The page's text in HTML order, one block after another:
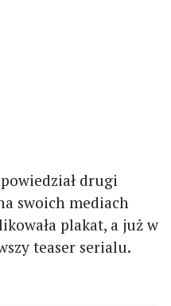
drugi
swoich mediach
plakat, a już w
teaser serialu.